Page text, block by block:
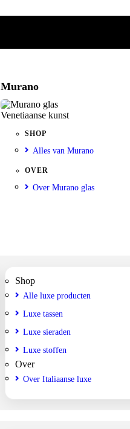
Murano
Venetiaanse kunst
SHOP
Alles van Murano
OVER
Over Murano glas
Shop
Alle luxe producten
Luxe tassen
Luxe sieraden
Luxe stoffen
Over
Over Italiaanse luxe